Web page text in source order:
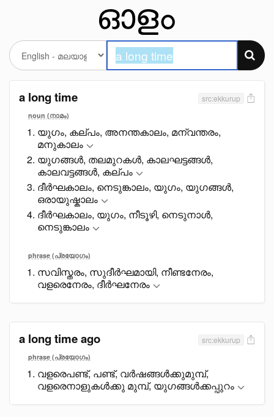
a long time src:ekkurup
noun (നാമം)
യുഗം, കല്പം, അനന്തകാലം, മന്വന്തരം,
മനുകാലം
യുഗങ്ങൾ, തലമുറകൾ, കാലഘട്ടങ്ങൾ,
കാലവട്ടങ്ങൾ, കല്പം
ദീർഘകാലം, നെടുങ്കാലം, യുഗം, യുഗങ്ങൾ,
ഒരായുഷ്കാലം
ദീർഘകാലം, യുഗം, നീടൂഴി, നെടുനാൾ,
നെടുങ്കാലം
phrase (പ്രയോഗം)
സവിസ്തരം, സുദീർഘമായി, നീണ്ടനേരം,
വളരെനേരം, ദീർഘനേരം
a long time ago src:ekkurup
phrase (പ്രയോഗം)
വളരെപണ്ട്, പണ്ട്, വർഷങ്ങൾക്കുമുമ്പ്,
വളരെനാളുകൾക്കു മുമ്പ്, യുഗങ്ങൾക്കപ്പുറം